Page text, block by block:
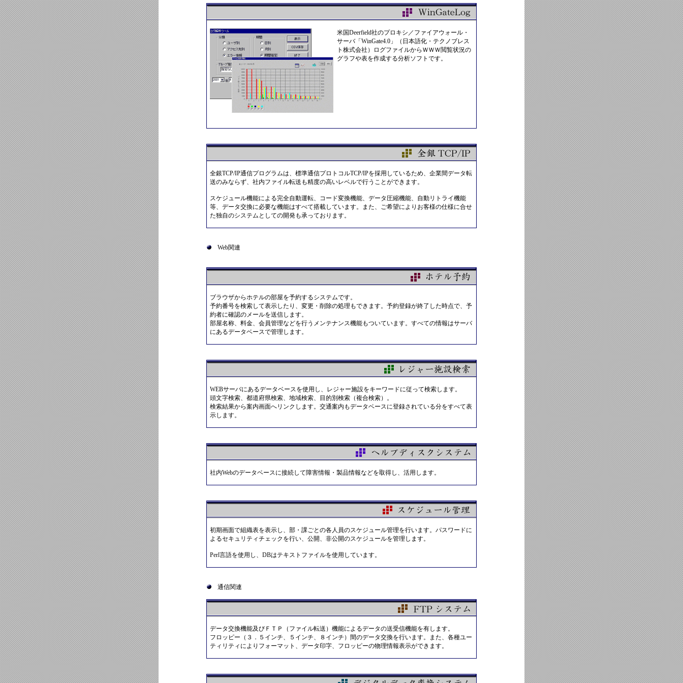
米国Deerfield社のプロキシ／ファイアウォール・
サーバ「WinGate4.0」（日本語化・テクノブレス
ト株式会社）ログファイルからＷＷＷ閲覧状況の
グラフや表を作成する分析ソフトです。
全銀TCP/IP通信プログラムは、標準通信プロトコルTCP/IPを採用しているため、企業間データ転
送のみならず、社内ファイル転送も精度の高いレベルで行うことができます。
スケジュール機能による完全自動運転、コード変換機能、データ圧縮機能、自動リトライ機能
等、データ交換に必要な機能はすべて搭載しています。また、ご希望によりお客様の仕様に合せ
た独自のシステムとしての開発も承っております。
Web関連
ブラウザからホテルの部屋を予約するシステムです。
予約番号を検索して表示したり、変更・削除の処理もできます。予約登録が終了した時点で、予
約者に確認のメールを送信します。
部屋名称、料金、会員管理などを行うメンテナンス機能もついています。すべての情報はサーバ
にあるデータベースで管理します。
WEBサーバにあるデータベースを使用し、レジャー施設をキーワードに従って検索します。
頭文字検索、都道府県検索、地域検索、目的別検索（複合検索）。
検索結果から案内画面へリンクします。交通案内もデータベースに登録されている分をすべて表
示します。
社内Webのデータベースに接続して障害情報・製品情報などを取得し、活用します。
初期画面で組織表を表示し、部・課ごとの各人員のスケジュール管理を行います。パスワードに
よるセキュリティチェックを行い、公開、非公開のスケジュールを管理します。
Perl言語を使用し、DBはテキストファイルを使用しています。
通信関連
データ交換機能及びＦＴＰ（ファイル転送）機能によるデータの送受信機能を有します。
フロッピー（３．５インチ、５インチ、８インチ）間のデータ交換を行います。また、各種ユー
ティリティによりフォーマット、データ印字、フロッピーの物理情報表示ができます。